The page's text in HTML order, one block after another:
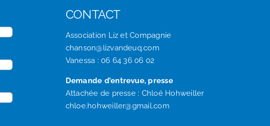
CONTACT
Association Liz et Compagnie
chanson@lizvandeuq.com
Vanessa : 06 64 36 06 02
Demande d’entrevue, presse
Attachée de presse : Chloé Hohweiller
chloe.hohweiller@gmail.com